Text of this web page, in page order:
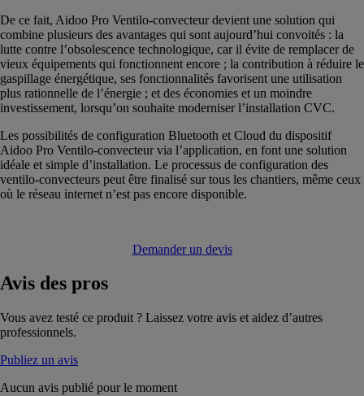
De ce fait, Aidoo Pro Ventilo‑convecteur devient une solution qui
combine plusieurs des avantages qui sont aujourd’hui convoités : la
lutte contre l’obsolescence technologique, car il évite de remplacer de
vieux équipements qui fonctionnent encore ; la contribution à réduire le
gaspillage énergétique, ses fonctionnalités favorisent une utilisation
plus rationnelle de l’énergie ; et des économies et un moindre
investissement, lorsqu’on souhaite moderniser l’installation CVC.
Les possibilités de configuration Bluetooth et Cloud du dispositif
Aidoo Pro Ventilo‑convecteur via l’application, en font une solution
idéale et simple d’installation. Le processus de configuration des
ventilo-convecteurs peut être finalisé sur tous les chantiers, même ceux
où le réseau internet n’est pas encore disponible.
Demander un devis
Avis des pros
Vous avez testé ce produit ? Laissez votre avis et aidez d’autres
professionnels.
Publiez un avis
Aucun avis publié pour le moment